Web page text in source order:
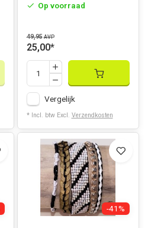
Op voorraad
49,95 AVP
25,00*
Vergelijk
* Incl. btw Excl. Verzendkosten
-41%